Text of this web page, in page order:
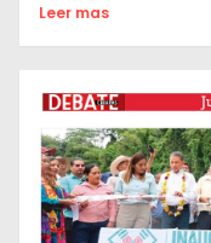
Leer mas